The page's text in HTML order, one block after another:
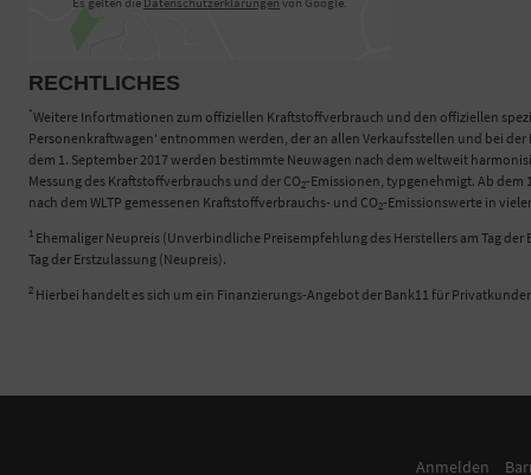
RECHTLICHES
*Weitere Infortmationen zum offiziellen Kraftstoffverbrauch und den offiziellen
Personenkraftwagen' entnommen werden, der an allen Verkaufsstellen und bei
dem 1. September 2017 werden bestimmte Neuwagen nach dem weltweit
Messung des Kraftstoffverbrauchs und der CO2-Emissionen, typgenehmigt. Ab dem
nach dem WLTP gemessenen Kraftstoffverbrauchs- und CO2-Emissionswerte in
1 Ehemaliger Neupreis (Unverbindliche Preisempfehlung des Herstellers am Tag
Tag der Erstzulassung (Neupreis).
2 Hierbei handelt es sich um ein Finanzierungs-Angebot der Bank11 für
Anmelden